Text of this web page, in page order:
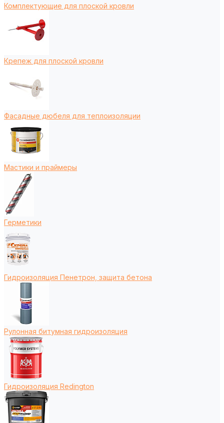
Комплектующие для плоской кровли
Крепеж для плоской кровли
Фасадные дюбеля для теплоизоляции
Мастики и праймеры
Герметики
Гидроизоляция Пенетрон, защита бетона
Рулонная битумная гидроизоляция
Гидроизоляция Redington